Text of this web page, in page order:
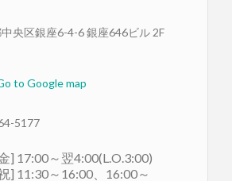
中央区銀座6-4-6 銀座646ビル 2F
to Google map
5177
] 17:00～翌4:00(L.O.3:00)
] 11:30～16:00、16:00～